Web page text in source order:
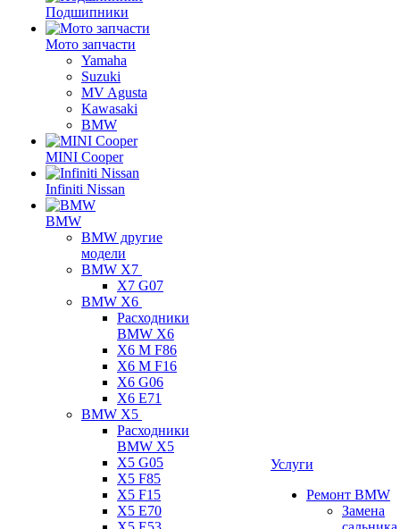
Подшипники
Мото запчасти
Yamaha
Suzuki
MV Agusta
Kawasaki
BMW
MINI Cooper
Infiniti Nissan
BMW
BMW другие
модели
BMW X7
X7 G07
BMW X6
Расходники
BMW X6
X6 M F86
X6 M F16
X6 G06
X6 E71
BMW X5
Расходники
BMW X5
X5 G05
X5 F85
X5 F15
X5 E70
Услуги
Ремонт BMW
Замена